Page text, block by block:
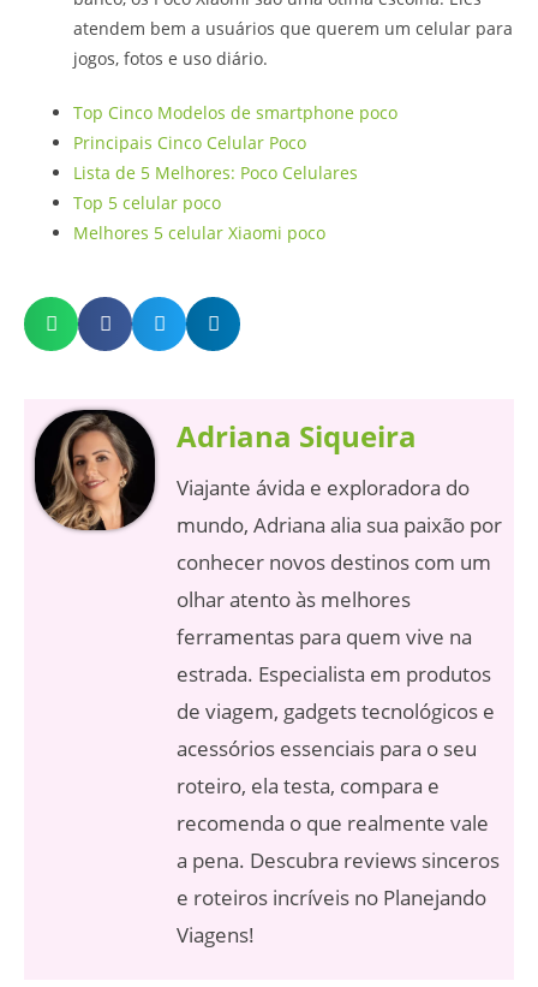
atendem bem a usuários que querem um celular para
jogos, fotos e uso diário.
Top Cinco Modelos de smartphone poco
Principais Cinco Celular Poco
Lista de 5 Melhores: Poco Celulares
Top 5 celular poco
Melhores 5 celular Xiaomi poco
Adriana Siqueira
Viajante ávida e exploradora do
mundo, Adriana alia sua paixão por
conhecer novos destinos com um
olhar atento às melhores
ferramentas para quem vive na
estrada. Especialista em produtos
de viagem, gadgets tecnológicos e
acessórios essenciais para o seu
roteiro, ela testa, compara e
recomenda o que realmente vale
a pena. Descubra reviews sinceros
e roteiros incríveis no Planejando
Viagens!